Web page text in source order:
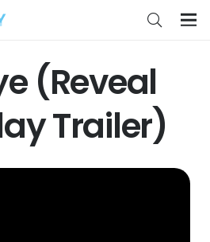
(Reveal
Trailer)